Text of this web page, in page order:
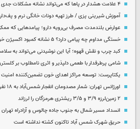
۴ علامت هشدار در پاها که می‌تواند نشانه مشکلات جدی سلامت باشد
آموزش شیرینی پزی / طرز تهیه دونات خانگی نرم و
عوارض بلندمدت مصرف بی‌رویه دارو؛ پیامدهایی که
خستگی مداوم چه پیامی دارد؟ ۵ نشانه کمبود اکسیژن خون که باید جدی گرفت
کبد چرب و نقش قهوه؛ آیا این نوشیدنی می‌تواند به
شامی پرطرفدار با طعمی دلپذیر و اثری نامطلوب بر
یکتاپرست: توسعه مراکز اهدای خون تضمین‌کننده
اورژانس تهران: شمار مصدومان انفجار شمس‌آباد به ۱۸ نفر رسید
۲ زمین‌لرزه ۳/۹ و ۳/۵ ریشتری هرمزگان را لرزاند
انسداد مسیر شمال به جنوب جاده چالوس و آزادراه
حریق شهرک شمس آباد تاکنون کشته نداشته است